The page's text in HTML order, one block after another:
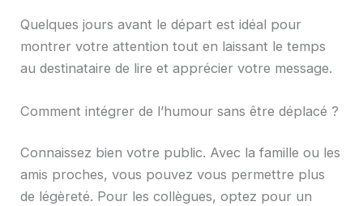
Quelques jours avant le départ est idéal pour
montrer votre attention tout en laissant le temps
au destinataire de lire et apprécier votre message.
Comment intégrer de l’humour sans être déplacé ?
Connaissez bien votre public. Avec la famille ou les
amis proches, vous pouvez vous permettre plus
de légèreté. Pour les collègues, optez pour un